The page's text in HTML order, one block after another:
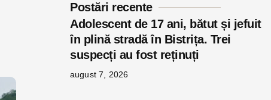
Postări recente
Adolescent de 17 ani, bătut și jefuit
în plină stradă în Bistrița. Trei
suspecți au fost reținuți
august 7, 2026